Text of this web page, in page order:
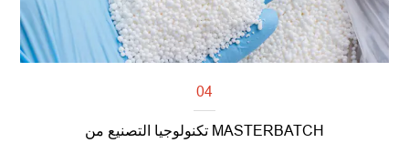
04
تكنولوجيا التصنيع من MASTERBATCH